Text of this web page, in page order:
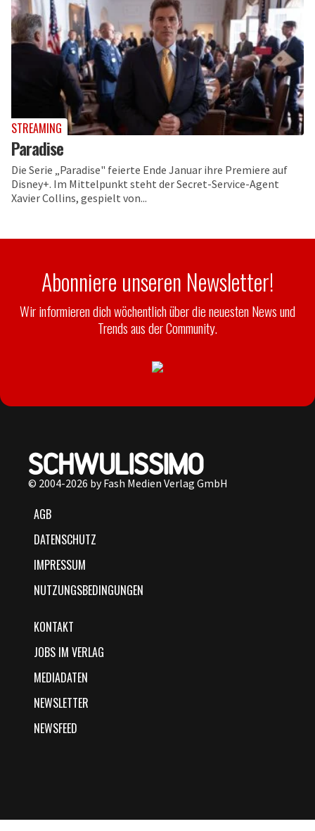
STREAMING
Paradise
Die Serie „Paradise" feierte Ende Januar ihre Premiere auf
Disney+. Im Mittelpunkt steht der Secret-Service-Agent
Xavier Collins, gespielt von...
Abonniere unseren Newsletter!
Wir informieren dich wöchentlich über die neuesten News und
Trends aus der Community.
© 2004-2026 by Fash Medien Verlag GmbH
AGB
DATENSCHUTZ
IMPRESSUM
NUTZUNGSBEDINGUNGEN
KONTAKT
JOBS IM VERLAG
MEDIADATEN
NEWSLETTER
NEWSFEED